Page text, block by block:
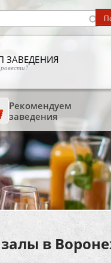
ЗАВЕДЕНИЯ
Рекомендуем
заведения
в